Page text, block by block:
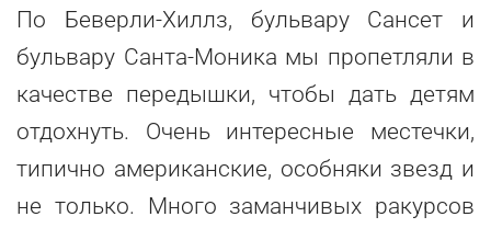
По Беверли-Хиллз, бульвару Сансет и
бульвару Санта-Моника мы пропетляли в
качестве передышки, чтобы дать детям
отдохнуть. Очень интересные местечки,
типично американские, особняки звезд и
не только. Много заманчивых ракурсов